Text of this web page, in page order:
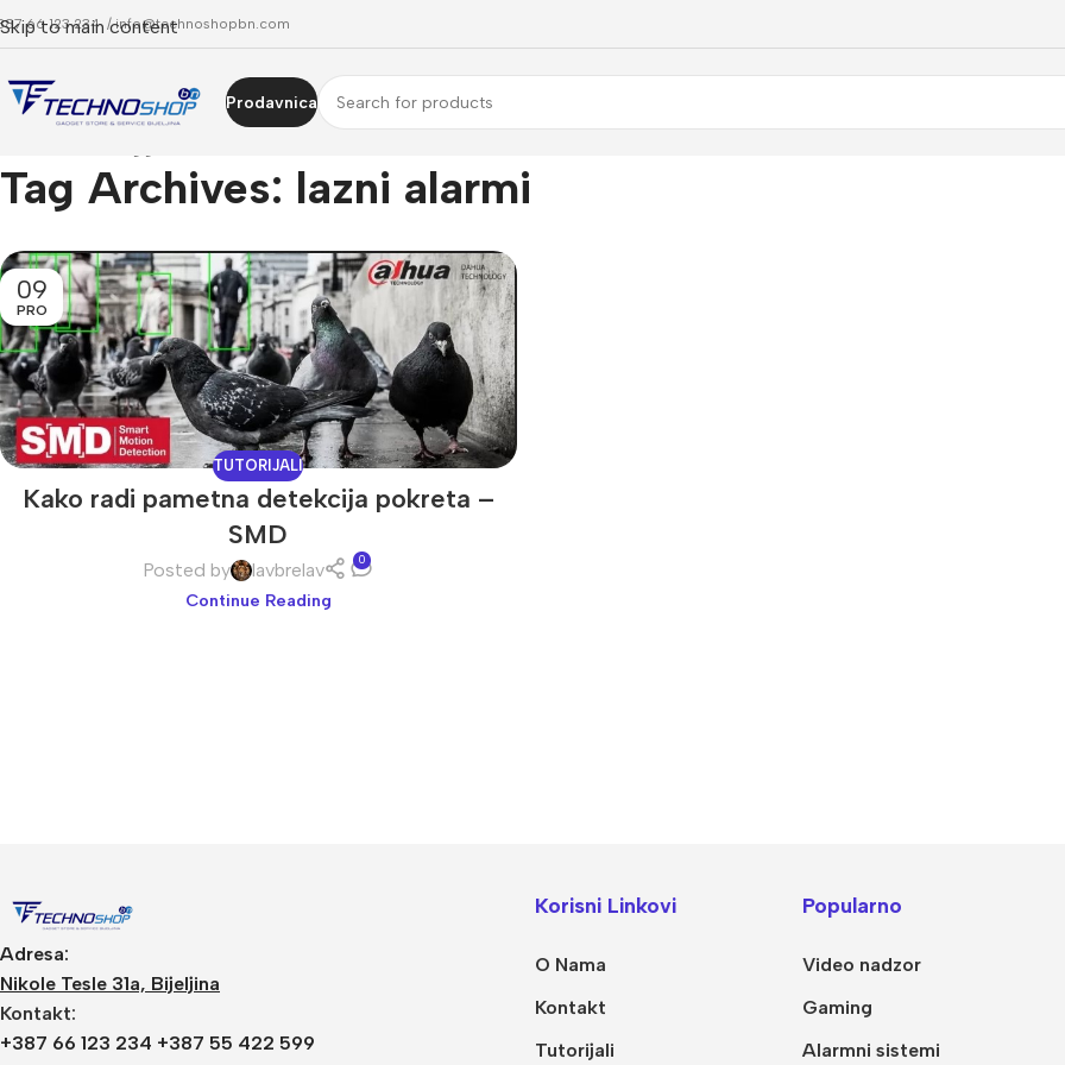
Skip to main content
66 123 234 /info@technoshopbn.com
Prodavnica
DVR snimači
Pokretne Kamere
NVR snimači
POE switchevi
Tag Archives: lazni alarmi
09
PRO
TUTORIJALI
Kako radi pametna detekcija pokreta –
SMD
Posted by lavbrelav 0
Continue Reading
Adresa:
Nikole Tesle 31a, Bijeljina
Kontakt:
+387 66 123 234 +387 55 422 599
Korisni Linkovi
O Nama
Kontakt
Tutorijali
Popularno
Video nadzor
Gaming
Alarmni sistemi